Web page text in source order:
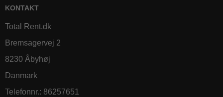
KONTAKT
Total Rent.dk
Bremsagervej 2
8230 Åbyhøj
Danmark
Telefonnr.: 86257651